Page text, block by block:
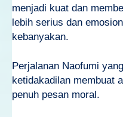
menjadi kuat dan
lebih serius dan
kebanyakan.
Perjalanan Naofumi
ketidakadilan membuat
penuh pesan moral.